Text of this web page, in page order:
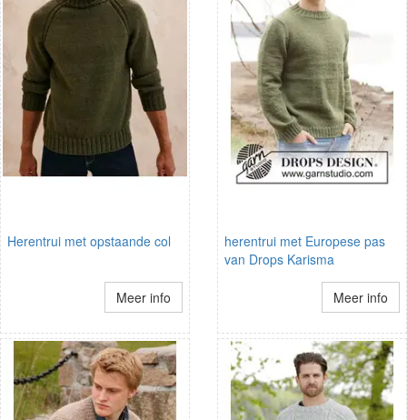
Herentrui met opstaande col
Meer info
herentrui met Europese pas
van Drops Karisma
Meer info